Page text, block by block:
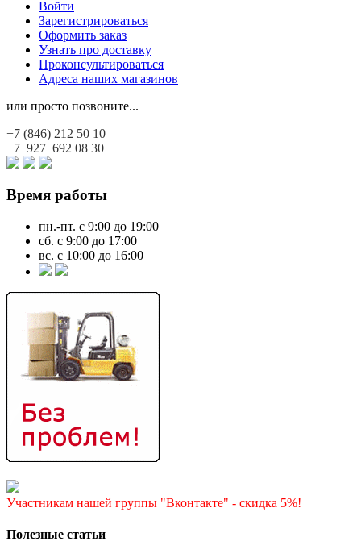
Войти
Зарегистрироваться
Оформить заказ
Узнать про доставку
Проконсультироваться
Адреса наших магазинов
или просто позвоните...
+7 (846) 212 50 10
+7 927 692 08 30
Время работы
пн.-пт. с 9:00 до 19:00
сб. с 9:00 до 17:00
вс. с 10:00 до 16:00
Участникам нашей группы "Вконтакте" - скидка 5%!
Полезные статьи